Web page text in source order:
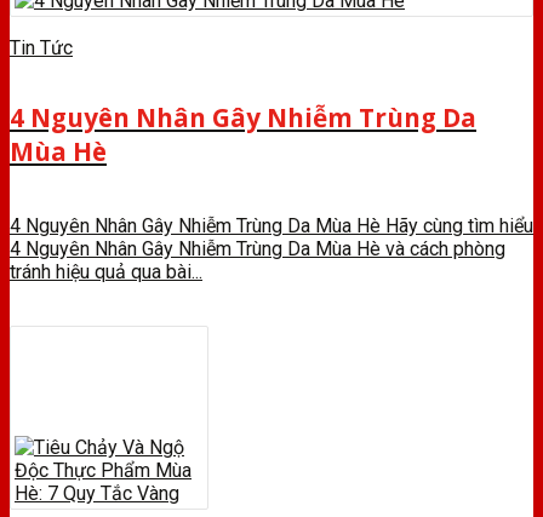
Tin Tức
4 Nguyên Nhân Gây Nhiễm Trùng Da
Mùa Hè
4 Nguyên Nhân Gây Nhiễm Trùng Da Mùa Hè Hãy cùng tìm hiểu
4 Nguyên Nhân Gây Nhiễm Trùng Da Mùa Hè và cách phòng
tránh hiệu quả qua bài...